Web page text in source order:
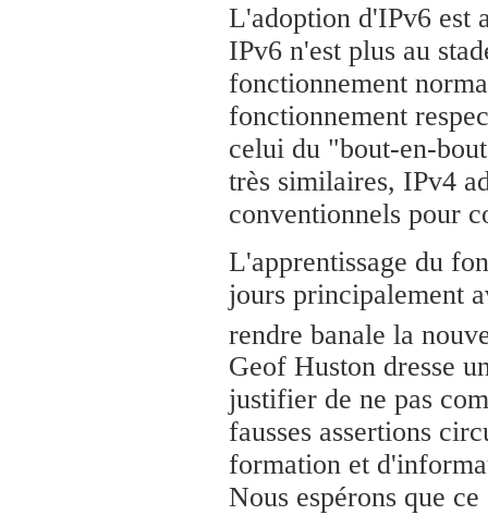
L'adoption d'IPv6 est
IPv6 n'est plus au
fonctionnement
fonctionnement
celui du "bout-en-
très similaires, IPv4
conventionnels pour
L'apprentissage du
jours principalement
rendre banale la
Geof Huston dresse
justifier de ne pas
fausses assertions
formation et
Nous espérons que